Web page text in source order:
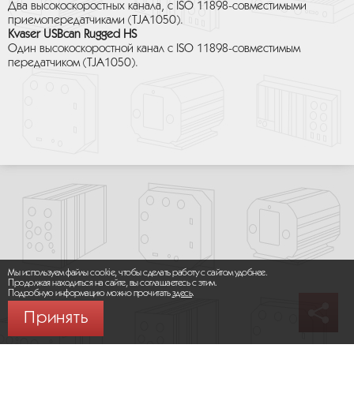
Два высокоскоростных канала, с ISO 11898-совместимыми
приемопередатчиками (TJA1050).
Kvaser USBcan Rugged HS
Один высокоскоростной канал с ISO 11898-совместимым
передатчиком (TJA1050).
Мы используем файлы cookie, чтобы сделать работу с сайтом удобнее.
Продолжая находиться на сайте, вы соглашаетесь с этим.
Подробную информацию можно прочитатьздесь.
Принять